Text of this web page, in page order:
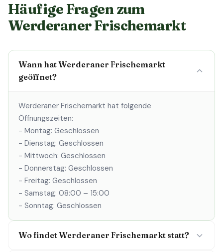
Häufige Fragen zum
Werderaner Frischemarkt
Wann hat Werderaner Frischemarkt
geöffnet?
Werderaner Frischemarkt hat folgende
Öffnungszeiten:
- Montag: Geschlossen
- Dienstag: Geschlossen
- Mittwoch: Geschlossen
- Donnerstag: Geschlossen
- Freitag: Geschlossen
- Samstag: 08:00 – 15:00
- Sonntag: Geschlossen
Wo findet Werderaner Frischemarkt statt?